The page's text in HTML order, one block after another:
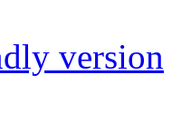
version